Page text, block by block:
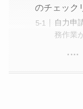
のチェック
自力申
務作業